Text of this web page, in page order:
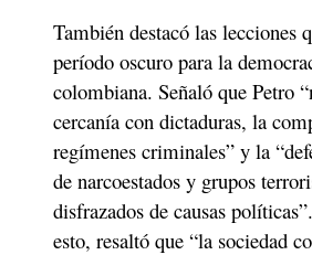
También destacó las lecciones
período oscuro para la
colombiana. Señaló que Petro
cercanía con dictaduras, la
regímenes criminales” y la
de narcoestados y grupos
disfrazados de causas
esto, resaltó que “la sociedad